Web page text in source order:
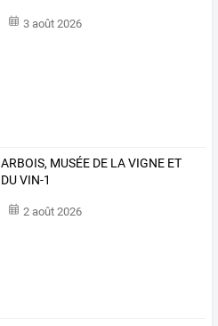
3 août 2026
ARBOIS, MUSÉE DE LA VIGNE ET
DU VIN-1
2 août 2026